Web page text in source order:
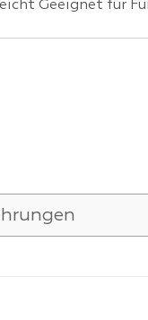
Geeignet für